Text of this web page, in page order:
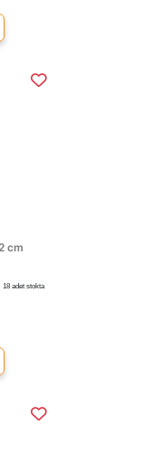
cm
18 adet stokta